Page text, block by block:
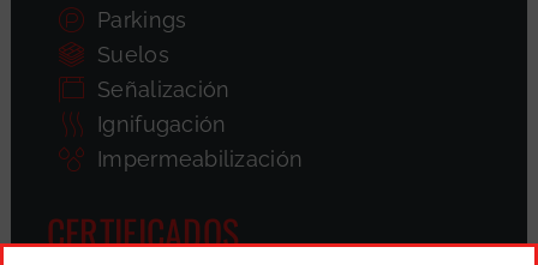
Parkings
Suelos
Señalización
Ignifugación
Impermeabilización
CERTIFICADOS